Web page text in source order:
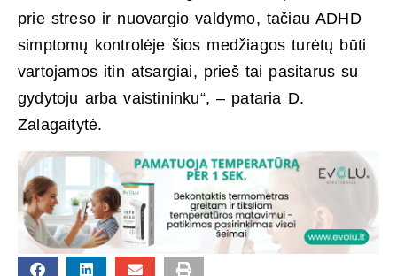
prie streso ir nuovargio valdymo, tačiau ADHD
simptomų kontrolėje šios medžiagos turėtų būti
vartojamos itin atsargiai, prieš tai pasitarus su
gydytoju arba vaistininku“, – pataria D.
Zalagaitytė.